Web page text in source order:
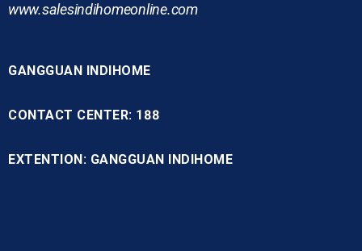
www.salesindihomeonline.com
GANGGUAN INDIHOME
CONTACT CENTER: 188
EXTENTION: GANGGUAN INDIHOME